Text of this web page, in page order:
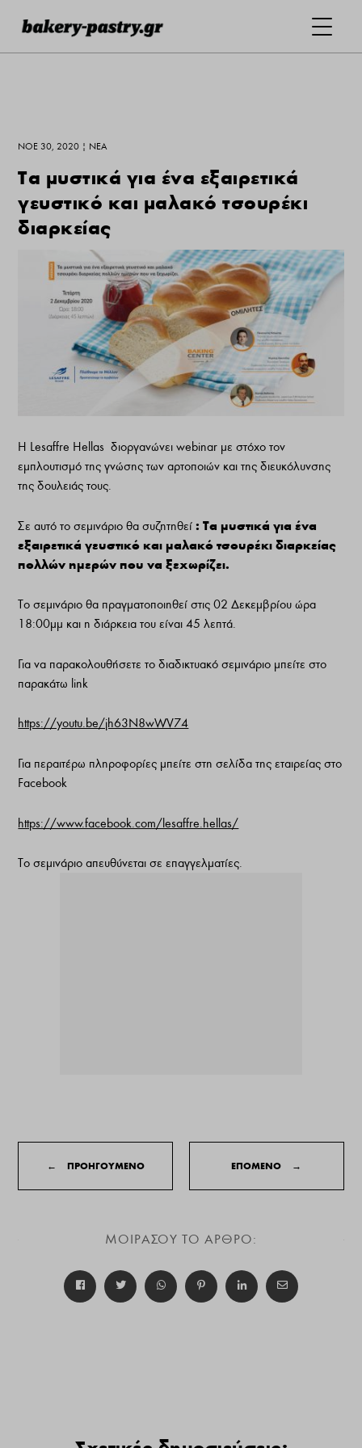
ΝΟΈ 30, 2020 | ΝΕΑ
Τα μυστικά για ένα εξαιρετικά
γευστικό και μαλακό τσουρέκι
διαρκείας
Η Lesaffre Hellas διοργανώνει webinar με στόχο τον
εμπλουτισμό της γνώσης των αρτοποιών και της διευκόλυνσης
της δουλειάς τους.
Σε αυτό το σεμινάριο θα συζητηθεί: Τα μυστικά για ένα
εξαιρετικά γευστικό και μαλακό τσουρέκι διαρκείας
πολλών ημερών που να ξεχωρίζει.
Το σεμινάριο θα πραγματοποιηθεί στις 02 Δεκεμβρίου ώρα
18:00μμ και η διάρκεια του είναι 45 λεπτά.
Για να παρακολουθήσετε το διαδικτυακό σεμινάριο μπείτε στο
παρακάτω link
https://youtu.be/jh63N8wWV74
Για περαιτέρω πληροφορίες μπείτε στη σελίδα της εταιρείας στο
Facebook
https://www.facebook.com/lesaffre.hellas/
Το σεμινάριο απευθύνεται σε επαγγελματίες.
← ΠΡΟΗΓΟΥΜΕΝΟ ΕΠΟΜΕΝΟ →
ΜΟΙΡΑΣΟΥ ΤΟ ΑΡΘΡΟ: